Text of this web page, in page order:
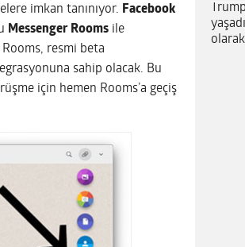
imkan tanınıyor. Facebook
Messenger Rooms ile
resmi beta
sahip olacak. Bu
için hemen Rooms’a geçiş